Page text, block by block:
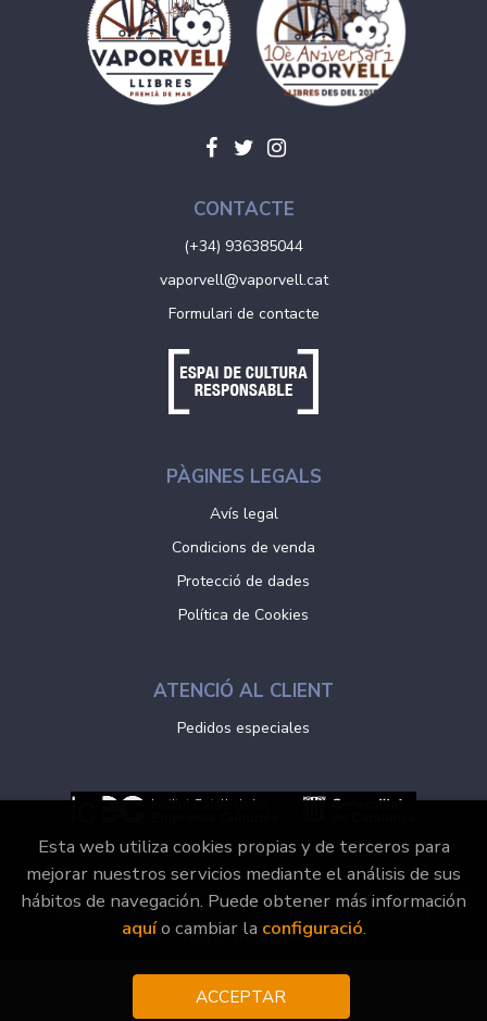
CONTACTE
(+34) 936385044
vaporvell@vaporvell.cat
Formulari de contacte
PÀGINES LEGALS
Avís legal
Condicions de venda
Protecció de dades
Política de Cookies
ATENCIÓ AL CLIENT
Pedidos especiales
2026 © Vaporvell Llibres. Tots els Drets Reservats |
Grupo Trevenque
Esta web utiliza cookies propias y de terceros para
mejorar nuestros servicios mediante el análisis de sus
hábitos de navegación. Puede obtener más información
aquío cambiar la configuració.
ACCEPTAR